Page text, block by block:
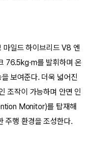
일드 하이브리드 V8 엔
76.5kg·m를 발휘하며 온
보여준다. 더욱 넓어진
조작이 가능하며 안면 인
Monitor)를 탑재해
주행 환경을 조성한다.